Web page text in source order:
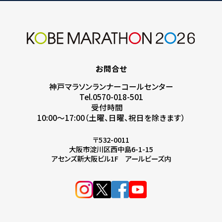
お問合せ
神戸マラソンランナーコールセンター
Tel.0570-018-501
受付時間
10:00～17:00（土曜、日曜、祝日を除きます）
〒532-0011
大阪市淀川区西中島6-1-15
アセンズ新大阪ビル1F アールビーズ内